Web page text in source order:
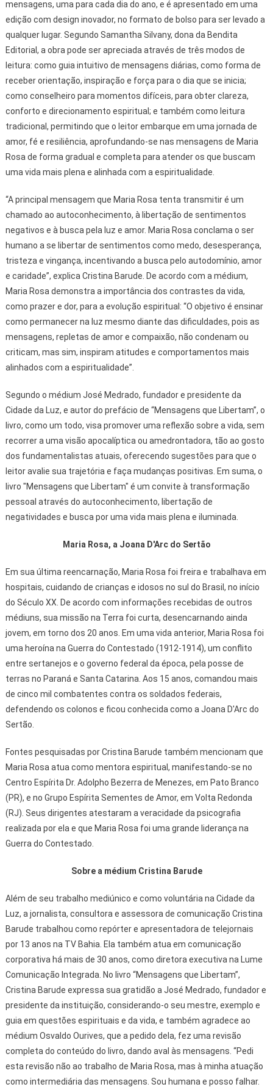
mensagens, uma para cada dia do ano, e é apresentado em uma
edição com design inovador, no formato de bolso para ser levado a
qualquer lugar. Segundo Samantha Silvany, dona da Bendita
Editorial, a obra pode ser apreciada através de três modos de
leitura: como guia intuitivo de mensagens diárias, como forma de
receber orientação, inspiração e força para o dia que se inicia;
como conselheiro para momentos difíceis, para obter clareza,
conforto e direcionamento espiritual; e também como leitura
tradicional, permitindo que o leitor embarque em uma jornada de
amor, fé e resiliência, aprofundando-se nas mensagens de Maria
Rosa de forma gradual e completa para atender os que buscam
uma vida mais plena e alinhada com a espiritualidade.
“A principal mensagem que Maria Rosa tenta transmitir é um
chamado ao autoconhecimento, à libertação de sentimentos
negativos e à busca pela luz e amor. Maria Rosa conclama o ser
humano a se libertar de sentimentos como medo, desesperança,
tristeza e vingança, incentivando a busca pelo autodomínio, amor
e caridade”, explica Cristina Barude. De acordo com a médium,
Maria Rosa demonstra a importância dos contrastes da vida,
como prazer e dor, para a evolução espiritual: “O objetivo é ensinar
como permanecer na luz mesmo diante das dificuldades, pois as
mensagens, repletas de amor e compaixão, não condenam ou
criticam, mas sim, inspiram atitudes e comportamentos mais
alinhados com a espiritualidade”.
Segundo o médium José Medrado, fundador e presidente da
Cidade da Luz, e autor do prefácio de “Mensagens que Libertam”, o
livro, como um todo, visa promover uma reflexão sobre a vida, sem
recorrer a uma visão apocalíptica ou amedrontadora, tão ao gosto
dos fundamentalistas atuais, oferecendo sugestões para que o
leitor avalie sua trajetória e faça mudanças positivas. Em suma, o
livro "Mensagens que Libertam" é um convite à transformação
pessoal através do autoconhecimento, libertação de
negatividades e busca por uma vida mais plena e iluminada.
Maria Rosa, a Joana D'Arc do Sertão
Em sua última reencarnação, Maria Rosa foi freira e trabalhava em
hospitais, cuidando de crianças e idosos no sul do Brasil, no início
do Século XX. De acordo com informações recebidas de outros
médiuns, sua missão na Terra foi curta, desencarnando ainda
jovem, em torno dos 20 anos. Em uma vida anterior, Maria Rosa foi
uma heroína na Guerra do Contestado (1912-1914), um conflito
entre sertanejos e o governo federal da época, pela posse de
terras no Paraná e Santa Catarina. Aos 15 anos, comandou mais
de cinco mil combatentes contra os soldados federais,
defendendo os colonos e ficou conhecida como a Joana D'Arc do
Sertão.
Fontes pesquisadas por Cristina Barude também mencionam que
Maria Rosa atua como mentora espiritual, manifestando-se no
Centro Espírita Dr. Adolpho Bezerra de Menezes, em Pato Branco
(PR), e no Grupo Espírita Sementes de Amor, em Volta Redonda
(RJ). Seus dirigentes atestaram a veracidade da psicografia
realizada por ela e que Maria Rosa foi uma grande liderança na
Guerra do Contestado.
Sobre a médium Cristina Barude
Além de seu trabalho mediúnico e como voluntária na Cidade da
Luz, a jornalista, consultora e assessora de comunicação Cristina
Barude trabalhou como repórter e apresentadora de telejornais
por 13 anos na TV Bahia. Ela também atua em comunicação
corporativa há mais de 30 anos, como diretora executiva na Lume
Comunicação Integrada. No livro “Mensagens que Libertam”,
Cristina Barude expressa sua gratidão a José Medrado, fundador e
presidente da instituição, considerando-o seu mestre, exemplo e
guia em questões espirituais e da vida, e também agradece ao
médium Osvaldo Ourives, que a pedido dela, fez uma revisão
completa do conteúdo do livro, dando aval às mensagens. “Pedi
esta revisão não ao trabalho de Maria Rosa, mas à minha atuação
como intermediária das mensagens. Sou humana e posso falhar.